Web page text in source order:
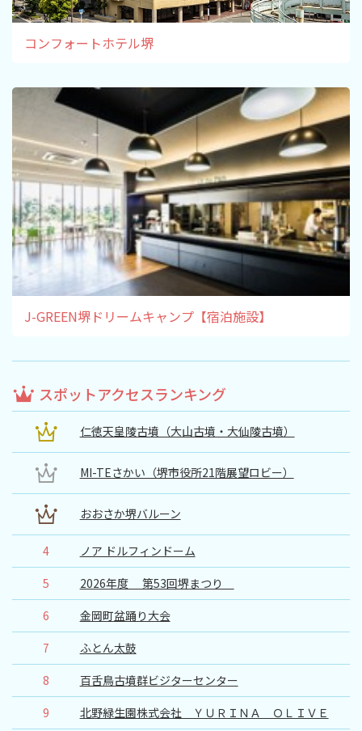
コンフォートホテル堺
J-GREEN堺ドリームキャンプ【宿泊施設】
スポットアクセスランキング
仁徳天皇陵古墳（大山古墳・大仙陵古墳）
MI-TEさかい（堺市役所21階展望ロビー）
おおさか堺バルーン
4
ノア ドルフィンドーム
5
2026年度 第53回堺まつり
6
金岡町盆踊り大会
7
ふとん太鼓
8
百舌鳥古墳群ビジターセンター
9
北野緑生園株式会社 ＹＵＲＩＮＡ ＯＬＩＶＥ